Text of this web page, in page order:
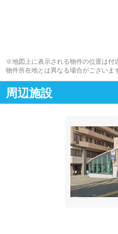
※地図上に表示される物件の位置は付
物件所在地とは異なる場合がございま
周辺施設